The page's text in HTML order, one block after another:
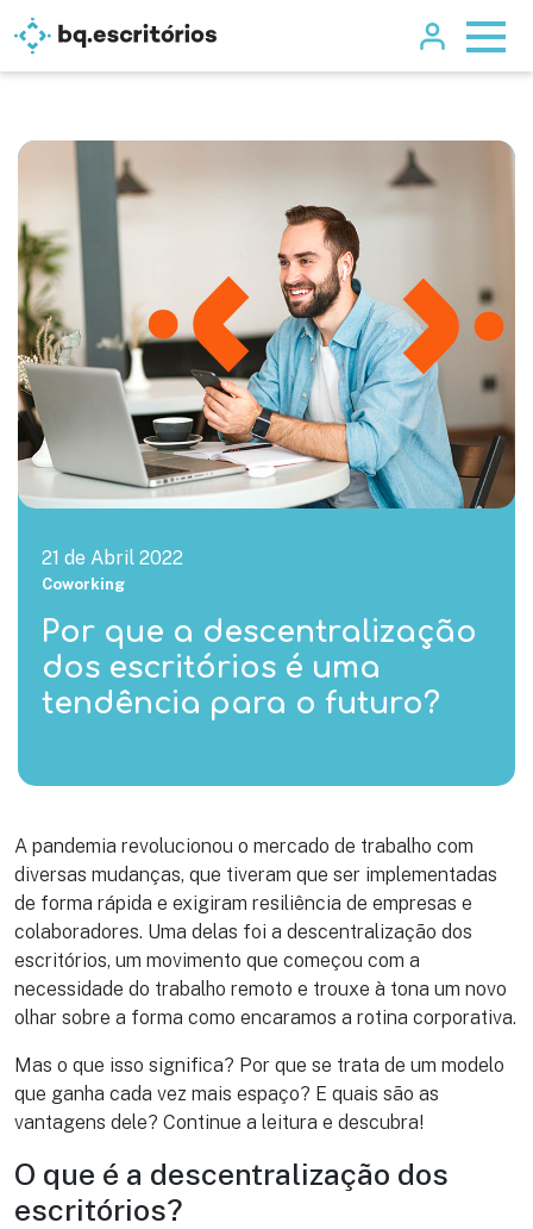
21 de Abril 2022
Coworking
Por que a descentralização
dos escritórios é uma
tendência para o futuro?
A pandemia revolucionou o mercado de trabalho com
diversas mudanças, que tiveram que ser implementadas
de forma rápida e exigiram resiliência de empresas e
colaboradores. Uma delas foi a descentralização dos
escritórios, um movimento que começou com a
necessidade do trabalho remoto e trouxe à tona um novo
olhar sobre a forma como encaramos a rotina corporativa.
Mas o que isso significa? Por que se trata de um modelo
que ganha cada vez mais espaço? E quais são as
vantagens dele? Continue a leitura e descubra!
O que é a descentralização dos
escritórios?